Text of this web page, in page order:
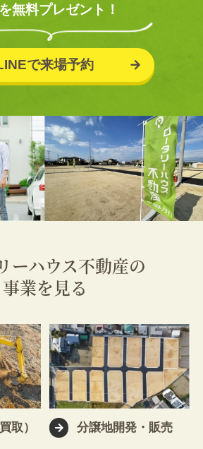
無料プレゼント！
で来場予約
ーハウス不動産の
事業を見る
取） 分譲地開発・販売